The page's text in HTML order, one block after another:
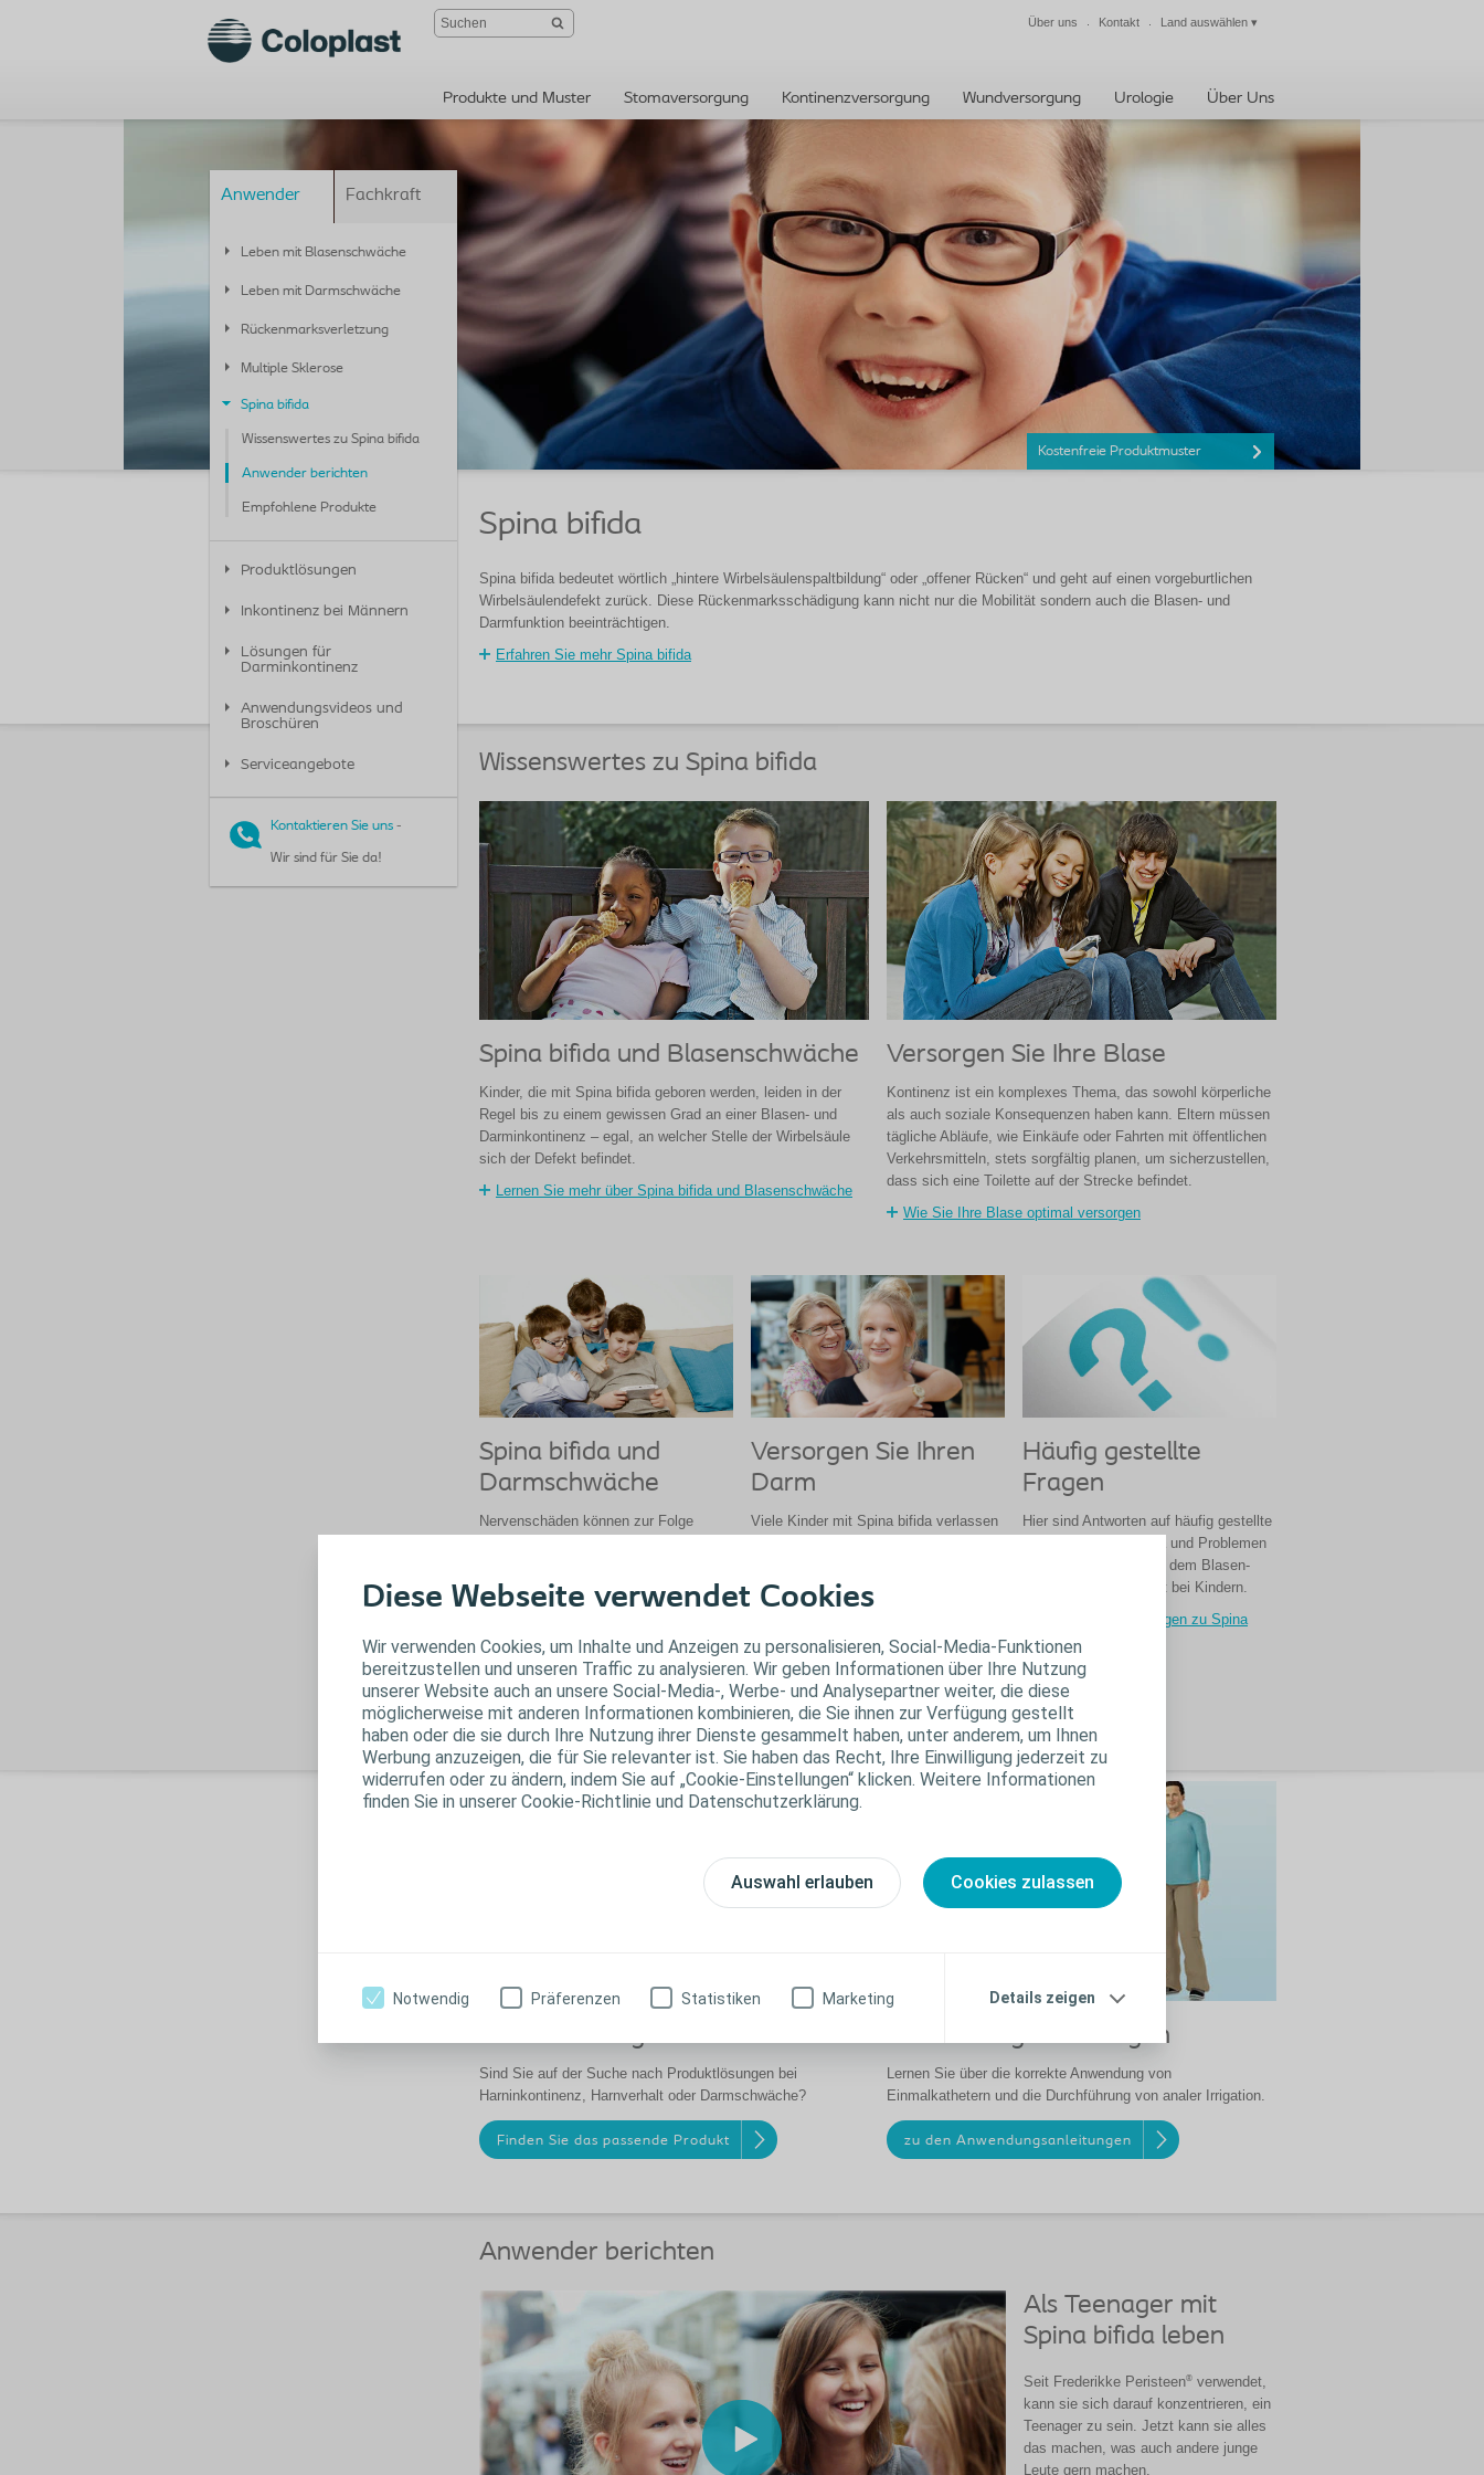
Diese Webseite verwendet Cookies
Wir verwenden Cookies, um Inhalte und Anzeigen zu personalisieren, Social-Media-Funktionen
bereitzustellen und unseren Traffic zu analysieren. Wir geben Informationen über Ihre Nutzung
unserer Website auch an unsere Social-Media-, Werbe- und Analysepartner weiter, die diese
möglicherweise mit anderen Informationen kombinieren, die Sie ihnen zur Verfügung gestellt
haben oder die sie durch Ihre Nutzung ihrer Dienste gesammelt haben, unter anderem, um Ihnen
Werbung anzuzeigen, die für Sie relevanter ist. Sie haben das Recht, Ihre Einwilligung jederzeit zu
widerrufen oder zu ändern, indem Sie auf „Cookie-Einstellungen“ klicken. Weitere Informationen
finden Sie in unserer Cookie-Richtlinie und Datenschutzerklärung.
Auswahl erlauben Cookies zulassen
Notwendig Präferenzen Statistiken Marketing Details zeigen
Über uns Kontakt Land auswählen ▾
Produkte und Muster Stomaversorgung Kontinenzversorgung Wundversorgung Urologie Über Uns
Anwender
Leben mit Blasenschwäche
Leben mit Darmschwäche
Rückenmarksverletzung
Multiple Sklerose
Spina bifida
Wissenswertes zu Spina bifida
Anwender berichten
Empfohlene Produkte
Fachkraft
Produktlösungen
Inkontinenz bei Männern
Lösungen für
Darminkontinenz
Anwendungsvideos und
Broschüren
Serviceangebote
Kontaktieren Sie uns -
Wir sind für Sie da!
Kostenfreie Produktmuster
Spina bifida
Spina bifida bedeutet wörtlich „hintere Wirbelsäulenspaltbildung“ oder „offener Rücken“ und geht auf einen vorgeburtlichen
Wirbelsäulendefekt zurück. Diese Rückenmarksschädigung kann nicht nur die Mobilität sondern auch die Blasen- und
Darmfunktion beeinträchtigen.
Erfahren Sie mehr Spina bifida
Wissenswertes zu Spina bifida
Spina bifida und Blasenschwäche
Kinder, die mit Spina bifida geboren werden, leiden in der
Regel bis zu einem gewissen Grad an einer Blasen- und
Darminkontinenz – egal, an welcher Stelle der Wirbelsäule
sich der Defekt befindet.
Lernen Sie mehr über Spina bifida und Blasenschwäche
Versorgen Sie Ihre Blase
Kontinenz ist ein komplexes Thema, das sowohl körperliche
als auch soziale Konsequenzen haben kann. Eltern müssen
tägliche Abläufe, wie Einkäufe oder Fahrten mit öffentlichen
Verkehrsmitteln, stets sorgfältig planen, um sicherzustellen,
dass sich eine Toilette auf der Strecke befindet.
Wie Sie Ihre Blase optimal versorgen
Spina bifida und
Darmschwäche
Nervenschäden können zur Folge
und somit das Ausscheiden von Stuhl
nicht kontrollieren können. Dies führt
oder einer Kombination aus beidem.
Lernen Sie mehr über Spina bifida
und Darmschwäche
Versorgen Sie Ihren
Darm
Viele Kinder mit Spina bifida verlassen
Lösung zu finden, um einer
Darmschwäche vorzubeugen. Die anale
Wie Sie Ihren Darm optimal
versorgen
Häufig gestellte
Fragen
Hier sind Antworten auf häufig gestellte
Fragen zu Spina bifida und Problemen
in Zusammenhang mit dem Blasen-
und Darmmanagement bei Kindern.
Häufig gestellte Fragen zu Spina
bifida
Sind Sie auf der Suche nach Produktlösungen bei
Harninkontinenz, Harnverhalt oder Darmschwäche?
Finden Sie das passende Produkt
Anwendungsanleitungen
Lernen Sie über die korrekte Anwendung von
Einmalkathetern und die Durchführung von analer Irrigation.
zu den Anwendungsanleitungen
Anwender berichten
Als Teenager mit
Spina bifida leben
Seit Frederikke Peristeen®verwendet,
kann sie sich darauf konzentrieren, ein
Teenager zu sein. Jetzt kann sie alles
das machen, was auch andere junge
Leute gern machen.